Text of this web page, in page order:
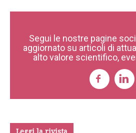
Segui le nostre pagine
aggiornato su articoli di
alto valore scientifico,
Leggi la rivista